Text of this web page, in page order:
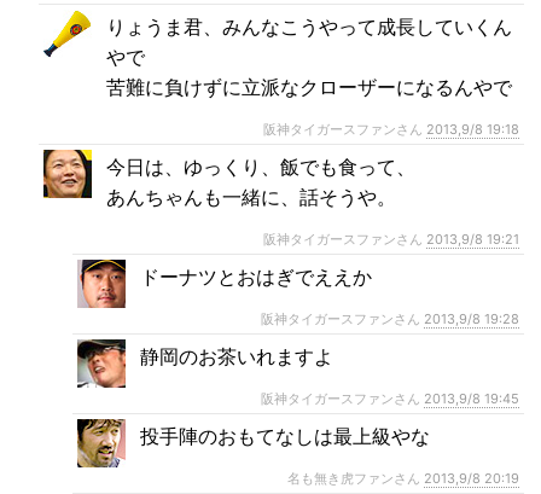
りょうま君、みんなこうやって成長していくん
やで
苦難に負けずに立派なクローザーになるんやで
阪神タイガースファンさん 2013,9/8 19:18
今日は、ゆっくり、飯でも食って、
あんちゃんも一緒に、話そうや。
阪神タイガースファンさん 2013,9/8 19:21
ドーナツとおはぎでええか
阪神タイガースファンさん 2013,9/8 19:28
静岡のお茶いれますよ
阪神タイガースファンさん 2013,9/8 19:45
投手陣のおもてなしは最上級やな
名も無き虎ファンさん 2013,9/8 20:19